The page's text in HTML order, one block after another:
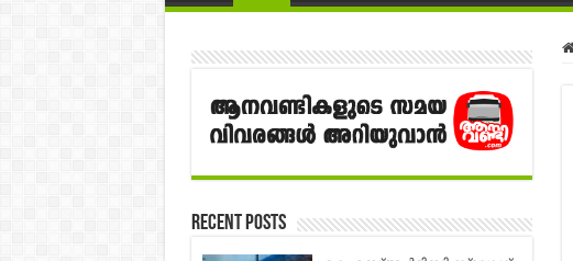
Recent Posts